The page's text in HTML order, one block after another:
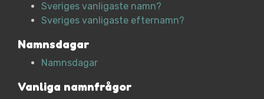
Sveriges vanligaste namn?
Sveriges vanligaste efternamn?
Namnsdagar
Namnsdagar
Vanliga namnfrågor